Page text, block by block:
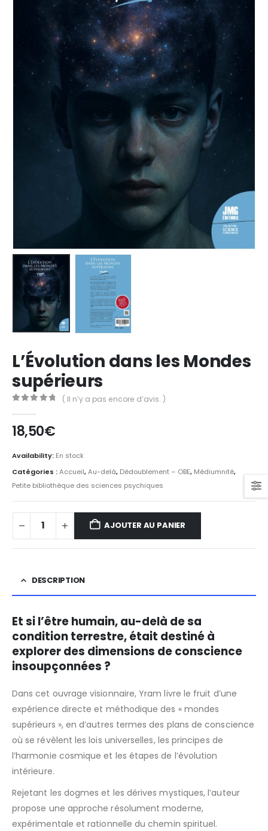
L’Évolution dans les Mondes
supérieurs
( Il n’y a pas encore d’avis. )
18,50€
Availability: En stock
Catégories :Accueil,Au-delà, Dédoublement – OBE, Médiumnité,
Petite bibliothèque des sciences psychiques
AJOUTER AU PANIER
DESCRIPTION
Et si l’être humain, au-delà de sa
condition terrestre, était destiné à
explorer des dimensions de conscience
insoupçonnées ?
Dans cet ouvrage visionnaire, Yram livre le fruit d’une
expérience directe et méthodique des « mondes
supérieurs », en d’autres termes des plans de conscience
où se révèlent les lois universelles, les principes de
l’harmonie cosmique et les étapes de l’évolution
intérieure.
Rejetant les dogmes et les dérives mystiques, l’auteur
propose une approche résolument moderne,
expérimentale et rationnelle du chemin spirituel.